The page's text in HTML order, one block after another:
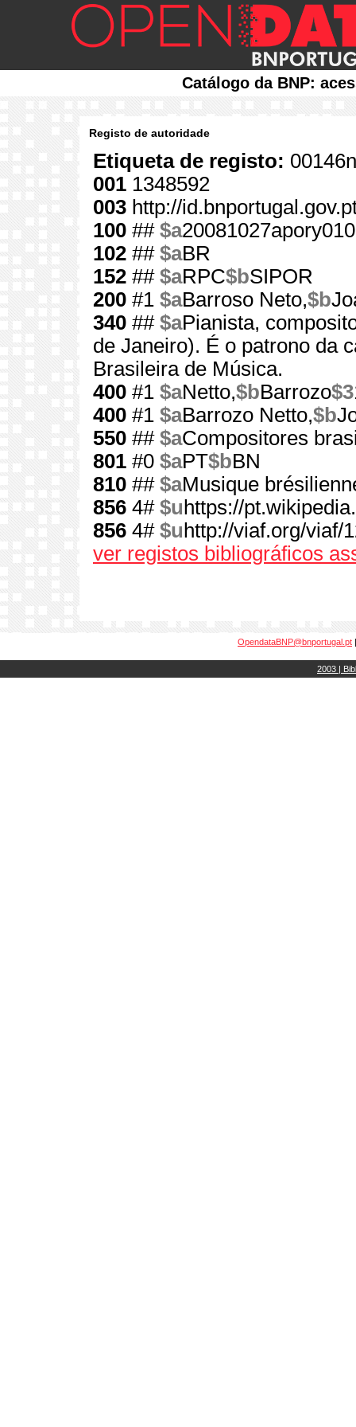
Catálogo da BNP:
Registo de autoridade
Etiqueta de registo:
001 1348592
003 http://
100 ## $a
102 ## $aBR
152 ## $aRPC$bSIPOR
200 #1 $aBarroso Neto,$b
340 ## $aPianista,
de Janeiro). É o patrono da
Brasileira de Música.
400 #1 $aNetto,$bBarrozo$3
400 #1 $aBarrozo Netto,$b
550 ## $aCompositores
801 #0 $aPT$bBN
810 ## $aMusique
856 4# $u https://
856 4# $u http://viaf.org/viaf/
ver registos bibliográficos
OpendataBNP@bnportugal.pt
2003 |